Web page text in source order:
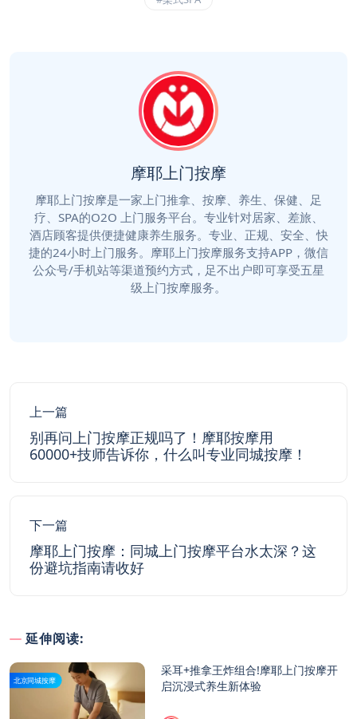
摩耶上门按摩
摩耶上门按摩是一家上门推拿、按摩、养生、保健、足
疗、SPA的O2O 上门服务平台。专业针对居家、差旅、
酒店顾客提供便捷健康养生服务。专业、正规、安全、快
捷的24小时上门服务。摩耶上门按摩服务支持APP，微信
公众号/手机站等渠道预约方式，足不出户即可享受五星
级上门按摩服务。
上一篇
别再问上门按摩正规吗了！摩耶按摩用
60000+技师告诉你，什么叫专业同城按摩！
下一篇
摩耶上门按摩：同城上门按摩平台水太深？这
份避坑指南请收好
延伸阅读:
北京同城按摩
采耳+推拿王炸组合!摩耶上门按摩开
启沉浸式养生新体验